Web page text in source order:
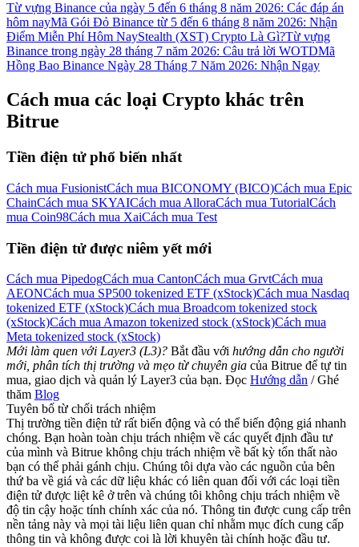
Từ vựng Binance của ngày 5 đến 6 tháng 8 năm 2026: Các đáp án
hôm nayMã Gói Đỏ Binance từ 5 đến 6 tháng 8 năm 2026: Nhận
Điểm Miễn Phí Hôm NayStealth (XST) Crypto Là Gì?Từ vựng
Binance trong ngày 28 tháng 7 năm 2026: Câu trả lời WOTDMã
Hồng Bao Binance Ngày 28 Tháng 7 Năm 2026: Nhận Ngay
Cách mua các loại Crypto khác trên
Bitrue
Tiền điện tử phổ biến nhất
Cách mua FusionistCách mua BICONOMY (BICO)Cách mua Epic
ChainCách mua SKYAICách mua AlloraCách mua TutorialCách
mua Coin98Cách mua XaiCách mua Test
Tiền điện tử được niêm yết mới
Cách mua PipedogCách mua CantonCách mua GrvtCách mua
AEONCách mua SP500 tokenized ETF (xStock)Cách mua Nasdaq
tokenized ETF (xStock)Cách mua Broadcom tokenized stock
(xStock)Cách mua Amazon tokenized stock (xStock)Cách mua
Meta tokenized stock (xStock)
Mới làm quen với Layer3 (L3)? Bắt đầu với hướng dẫn cho người
mới, phân tích thị trường và mẹo từ chuyên gia của Bitrue để tự tin
mua, giao dịch và quản lý Layer3 của bạn. Đọc Hướng dẫn / Ghé
thăm Blog
Tuyên bố từ chối trách nhiệm
Thị trường tiền điện tử rất biến động và có thể biến động giá nhanh
chóng. Bạn hoàn toàn chịu trách nhiệm về các quyết định đầu tư
của mình và Bitrue không chịu trách nhiệm về bất kỳ tổn thất nào
bạn có thể phải gánh chịu. Chúng tôi dựa vào các nguồn của bên
thứ ba về giá và các dữ liệu khác có liên quan đối với các loại tiền
điện tử được liệt kê ở trên và chúng tôi không chịu trách nhiệm về
độ tin cậy hoặc tính chính xác của nó. Thông tin được cung cấp trên
nền tảng này và mọi tài liệu liên quan chỉ nhằm mục đích cung cấp
thông tin và không được coi là lời khuyên tài chính hoặc đầu tư.